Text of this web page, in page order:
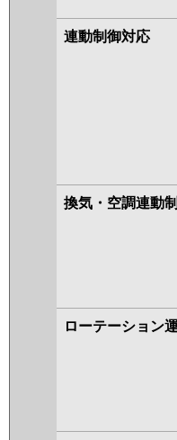
連動制御対応
換気・空調連動
ローテーション